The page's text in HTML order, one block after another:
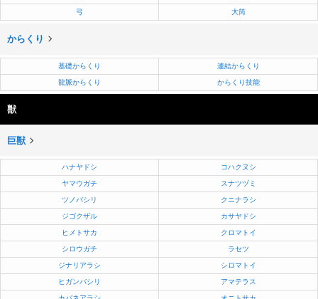
弓 大筒
からくり
基礎からくり 連結からくり
龍脈からくり からくり技能
獣
巨獣
ハナヤドシ コハクヌシ
ヤマウガチ スナツヅミ
ツノバシリ クニナラシ
ジゴクザル カサヤドシ
ヒメトサカ クロマトイ
シロウガチ ラセツ
ジナリアラシ シロマトイ
ヒガンバシリ アマテラス